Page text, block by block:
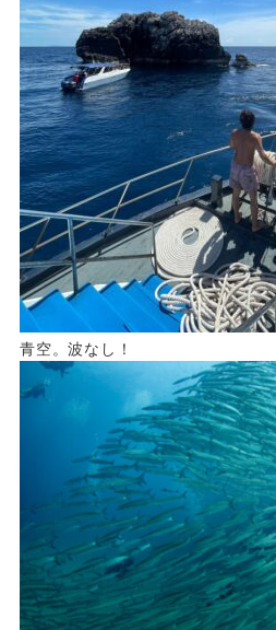
青空。波なし！